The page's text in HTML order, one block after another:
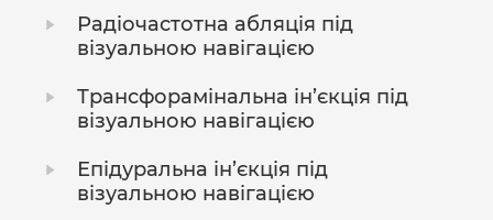
Радіочастотна абляція під
візуальною навігацією
Трансфорамінальна ін’єкція під
візуальною навігацією
Епідуральна ін’єкція під
візуальною навігацією